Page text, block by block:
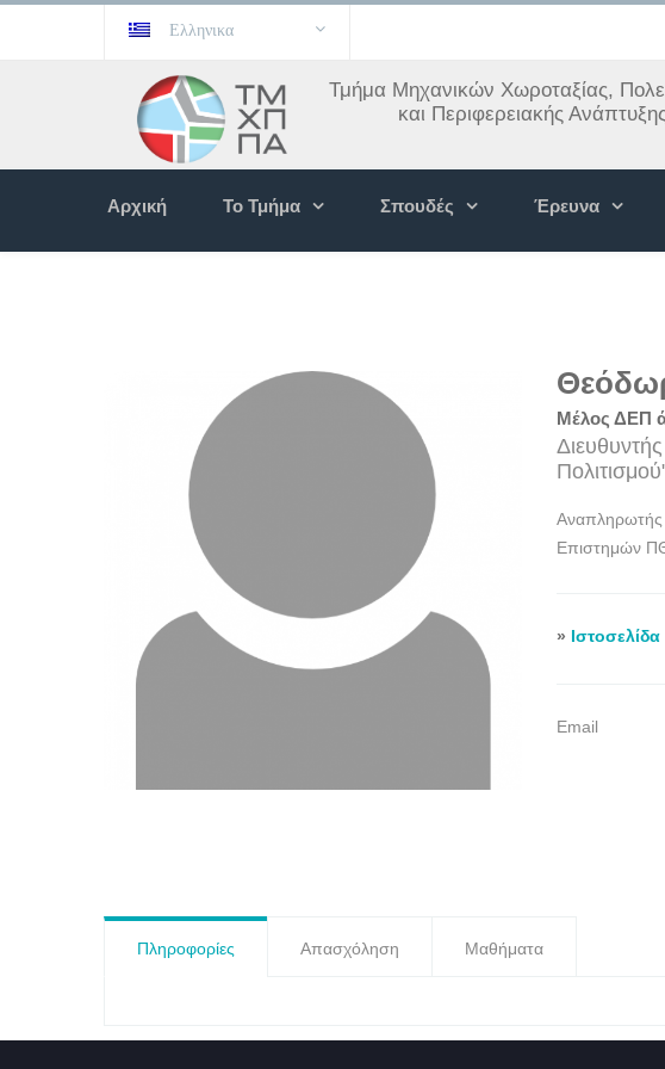
Ελληνικα
Τμήμα Μηχανικών Χωροταξίας,
και Περιφερειακής Ανάπτυξης
Αρχική Το Τμήμα Σπουδές Έρευνα
Μέλος ΔΕΠ
Αναπληρωτής
Επιστημών
» Ιστοσελίδα
Email
Πληροφορίες Απασχόληση Μαθήματα